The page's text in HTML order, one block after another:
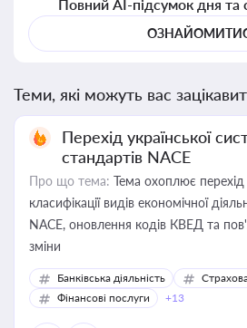
Повний AI-підсумок дня та
Теми, які можуть вас
Перехід української
стандартів NACE
Про що тема: Тема охоплює перехід
класифікації видів економічної
NACE, оновлення кодів КВЕД та
зміни
Банківська діяльність
Фінансові послуги
+13